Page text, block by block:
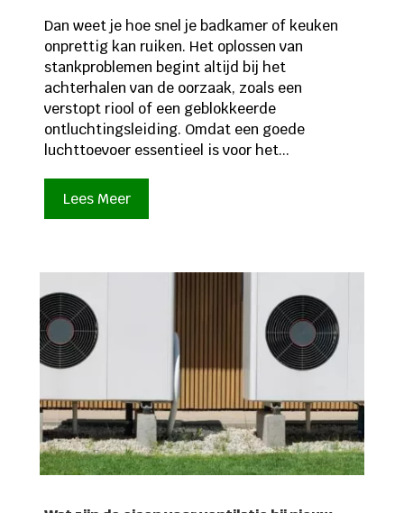
Dan weet je hoe snel je badkamer of keuken
onprettig kan ruiken. Het oplossen van
stankproblemen begint altijd bij het
achterhalen van de oorzaak, zoals een
verstopt riool of een geblokkeerde
ontluchtingsleiding. Omdat een goede
luchttoevoer essentieel is voor het...
Lees Meer